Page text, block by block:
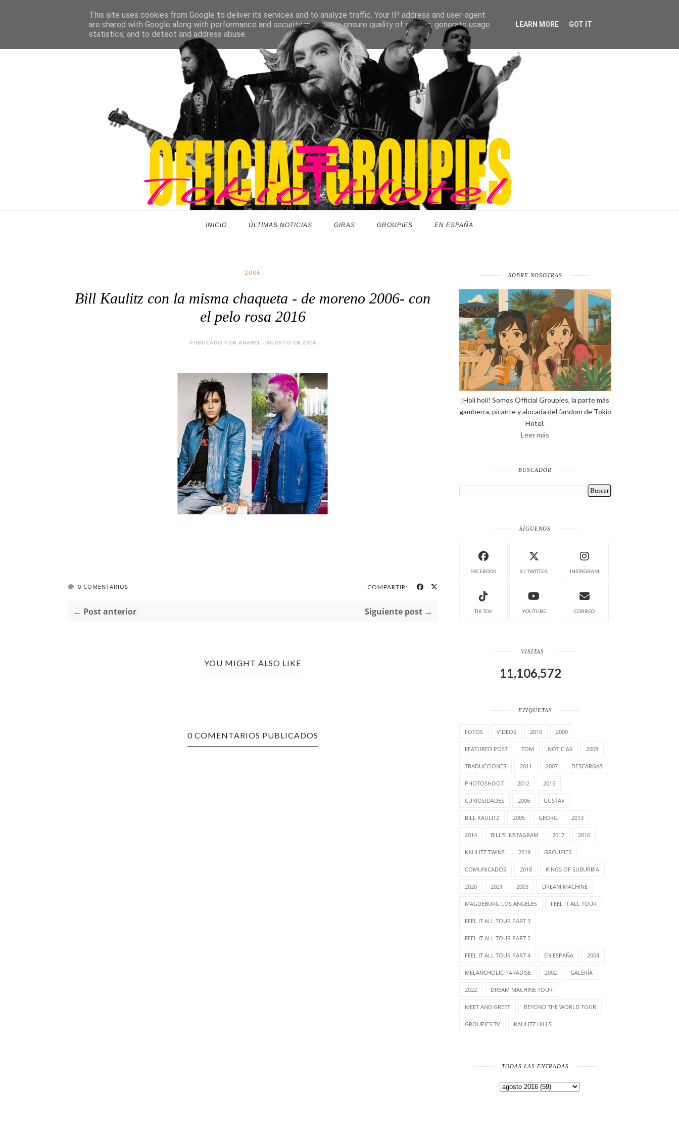
INICIO ÚLTIMAS NOTICIAS GIRAS GROUPIES EN ESPAÑA
2006
Bill Kaulitz con la misma chaqueta - de moreno 2006- con
el pelo rosa 2016
PUBLICADO POR ANABEL - AGOSTO 18, 2016
0 COMENTARIOS COMPARTIR:
← Post anterior Siguiente post →
YOU MIGHT ALSO LIKE
0 COMENTARIOS PUBLICADOS
SOBRE NOSOTRAS
¡Holi holi! Somos Official Groupies, la parte más
gamberra, picante y alocada del fandom de Tokio
Hotel.
Leer más
BUSCADOR
SÍGUENOS
FACEBOOK X / TWITTER INSTAGRAM
TIK TOK YOUTUBE CORREO
VISITAS
11,106,572
ETIQUETAS
FOTOS VIDEOS 2010 2009
FEATURED POST TOM NOTICIAS 2008
TRADUCCIONES 2011 2007 DESCARGAS
PHOTOSHOOT 2012 2015
CURIOSIDADES 2006 GUSTAV
BILL KAULITZ 2005 GEORG 2013
2014 BILL'S INSTAGRAM 2017 2016
KAULITZ TWINS 2019 GROUPIES
COMUNICADOS 2018 KINGS OF SUBURBIA
2020 2021 2003 DREAM MACHINE
MAGDEBURG LOS ANGELES FEEL IT ALL TOUR
FEEL IT ALL TOUR PART 3
FEEL IT ALL TOUR PART 2
FEEL IT ALL TOUR PART 4 EN ESPAÑA 2004
MELANCHOLIC PARADISE 2002 GALERÍA
2022 DREAM MACHINE TOUR
MEET AND GREET BEYOND THE WORLD TOUR
GROUPIES TV KAULITZ HILLS
TODAS LAS ENTRADAS
This site uses cookies from Google to deliver its services and to analyze traffic. Your IP address and user-agent
are shared with Google along with performance and security metrics to ensure quality of service, generate usage
statistics, and to detect and address abuse.
LEARN MORE GOT IT